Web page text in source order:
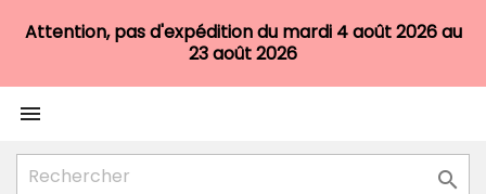
Attention, pas d'expédition du mardi 4 août 2026 au
23 août 2026

